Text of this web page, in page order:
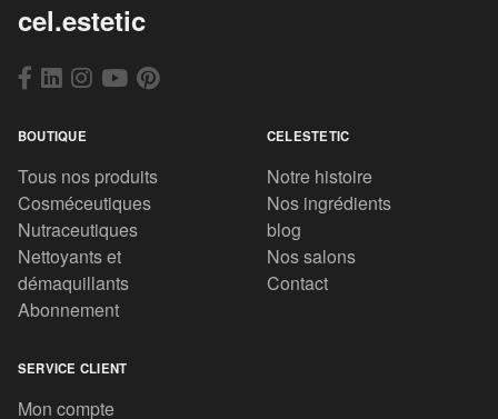
cel.estetic
BOUTIQUE
Tous nos produits
Cosméceutiques
Nutraceutiques
Nettoyants et
démaquillants
Abonnement
CELESTETIC
Notre histoire
Nos ingrédients
blog
Nos salons
Contact
SERVICE CLIENT
Mon compte